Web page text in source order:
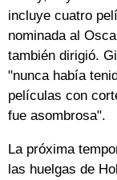
incluye cuatro
nominada al
también dirigió.
"nunca había
películas con
fue asombrosa".
La próxima
las huelgas de